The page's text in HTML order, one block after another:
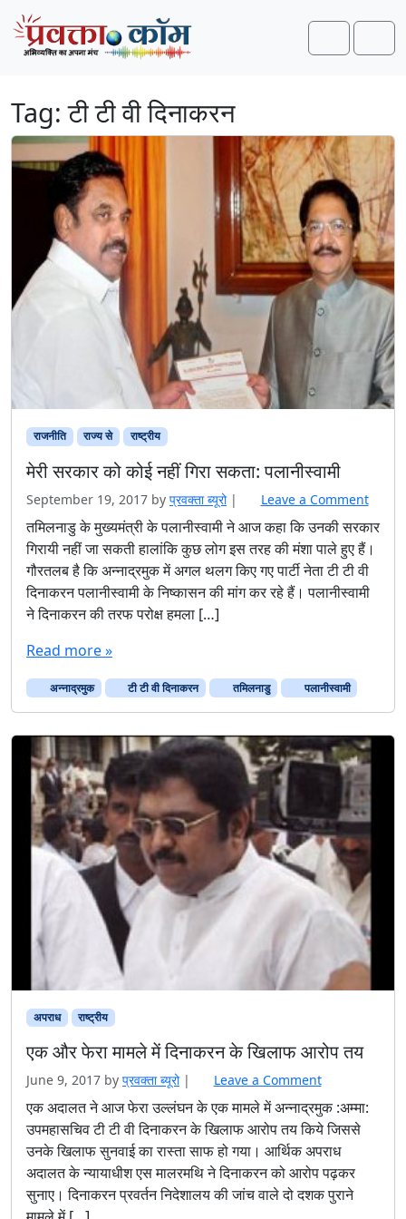
Skip to content
Skip to footer
Search
Tag:टी टी वी दिनाकरन
राजनीति राज्य से राष्ट्रीय
मेरी सरकार को कोई नहीं गिरा सकता: पलानीस्वामी
September 19, 2017 by प्रवक्‍ता ब्यूरो | Leave a Comment
तमिलनाडु के मुख्यमंत्री के पलानीस्वामी ने आज कहा कि उनकी सरकार
गिरायी नहीं जा सकती हालांकि कुछ लोग इस तरह की मंशा पाले हुए हैं।
गौरतलब है कि अन्नाद्रमुक में अगल थलग किए गए पार्टी नेता टी टी वी
दिनाकरन पलानीस्वामी के निष्कासन की मांग कर रहे हैं। पलानीस्वामी
ने दिनाकरन की तरफ परोक्ष हमला […]
Read more »
अन्नाद्रमुक टी टी वी दिनाकरन तमिलनाडु पलानीस्वामी
अपराध राष्ट्रीय
एक और फेरा मामले में दिनाकरन के खिलाफ आरोप तय
June 9, 2017 by प्रवक्‍ता ब्यूरो | Leave a Comment
एक अदालत ने आज फेरा उल्लंघन के एक मामले में अन्नाद्रमुक :अम्मा:
उपमहासचिव टी टी वी दिनाकरन के खिलाफ आरोप तय किये जिससे
उनके खिलाफ सुनवाई का रास्ता साफ हो गया। आर्थिक अपराध
अदालत के न्यायाधीश एस मालरमथि ने दिनाकरन को आरोप पढ़कर
सुनाए। दिनाकरन प्रवर्तन निदेशालय की जांच वाले दो दशक पुराने